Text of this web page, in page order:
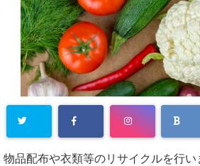
物品配布や衣類等のリサイクルを行い